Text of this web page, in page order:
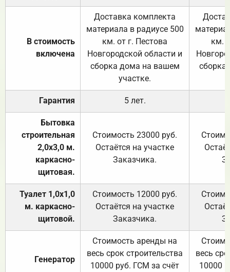
В стоимость
включена
Доставка комплекта
материала в радиусе 500
км. от г. Пестова
Новгородской области и
сборка дома на вашем
участке.
км.
Гарантия 5 лет.
Бытовка
строительная
2,0х3,0 м.
каркасно-
щитовая.
Стоимость 23000 руб.
Остаётся на участке
Заказчика.
Туалет 1,0х1,0
м. каркасно-
щитовой.
Стоимость 12000 руб.
Остаётся на участке
Заказчика.
Генератор
Стоимость аренды на
весь срок строительства
10000 руб. ГСМ за счёт
весь
10000